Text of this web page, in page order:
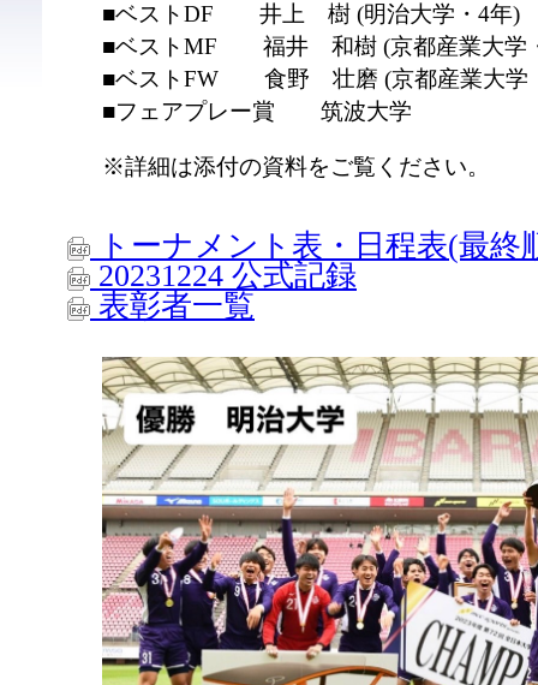
■ベストDF 井上 樹 (明治大学・4年)
■ベストMF 福井 和樹 (京都産業大学
■ベストFW 食野 壮磨 (京都産業大学
■フェアプレー賞 筑波大学
※詳細は添付の資料をご覧ください。
トーナメント表・日程表(最終
20231224 公式記録
表彰者一覧